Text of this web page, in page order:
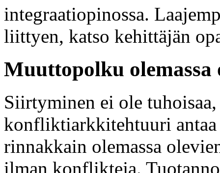
integraatiopinossa.
liittyen, katso kehittäjän
Muuttopolku
Siirtyminen ei ole
konfliktiarkkitehtuuri
rinnakkain olemassa
ilman konflikteja.